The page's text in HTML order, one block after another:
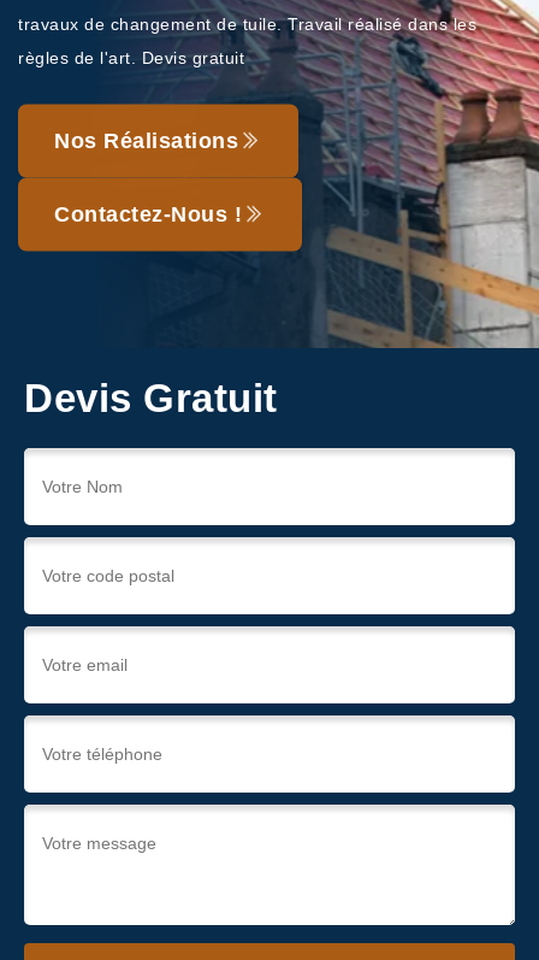
travaux de changement de tuile. Travail réalisé dans les
règles de l'art. Devis gratuit
Nos Réalisations
Contactez-Nous !
Devis Gratuit